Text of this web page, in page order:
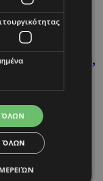
γράφει ιστορία ως το
το «Severance»,
emmy-2025-sarose-to-
λίστα – Ποιοι
ΌΛΩΝ
ΌΛΩΝ